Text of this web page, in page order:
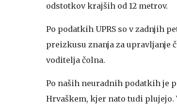
odstotkov krajših od 12 metrov.
Po podatkih UPRS so v zadnjih
preizkusu znanja za upravljanje
voditelja čolna.
Po naših neuradnih podatkih je
Hrvaškem, kjer nato tudi plujejo.